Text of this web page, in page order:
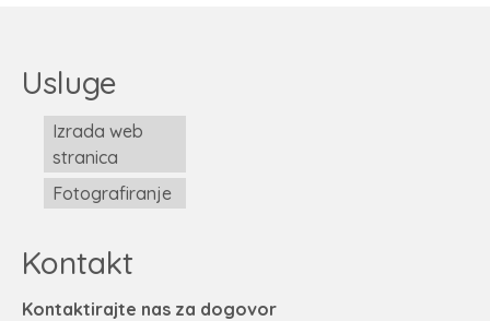
Usluge
Izrada web
stranica
Fotografiranje
Kontakt
Kontaktirajte nas za dogovor